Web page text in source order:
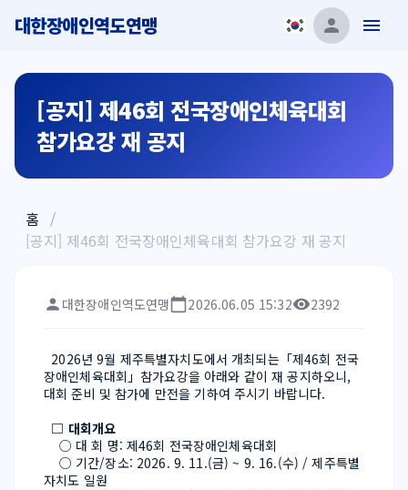
대한장애인역도연맹
[공지] 제46회 전국장애인체육대회
참가요강 재 공지
홈 /
[공지] 제46회 전국장애인체육대회 참가요강 재 공지
대한장애인역도연맹 2026.06.05 15:32 2392
장애인체육대회」참가요강을 아래와 같이 재 공지하오니,
대회 준비 및 참가에 만전을 기하여 주시기 바랍니다.
  □ 대회개요
    ○ 대 회 명: 제46회 전국장애인체육대회
자치도 일원